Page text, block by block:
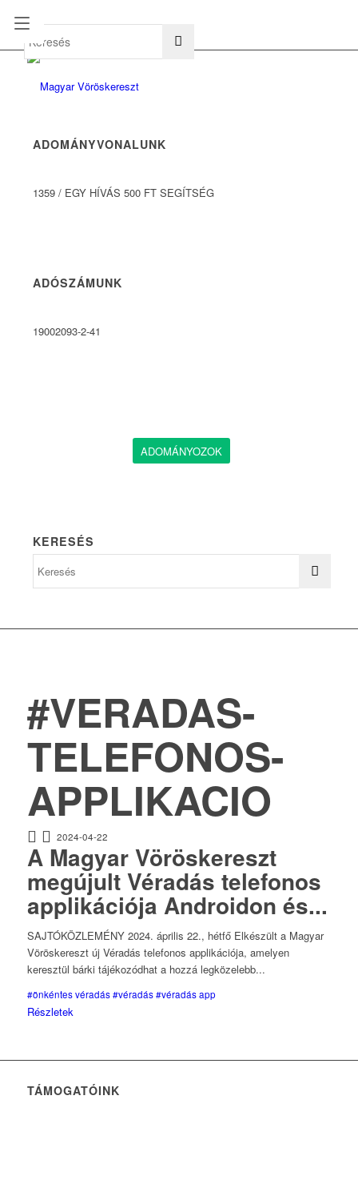
ADOMÁNYVONALUNK
1359 / EGY HÍVÁS 500 FT SEGÍTSÉG
ADÓSZÁMUNK
19002093-2-41
ADOMÁNYOZOK
KERESÉS
#VERADAS-
TELEFONOS-
APPLIKACIO
2024-04-22
A Magyar Vöröskereszt
megújult Véradás telefonos
applikációja Androidon és...
SAJTÓKÖZLEMÉNY 2024. április 22., hétfő Elkészült a Magyar
Vöröskereszt új Véradás telefonos applikációja, amelyen
keresztül bárki tájékozódhat a hozzá legközelebb...
#önkéntes véradás #véradás #véradás app
Részletek
TÁMOGATÓINK